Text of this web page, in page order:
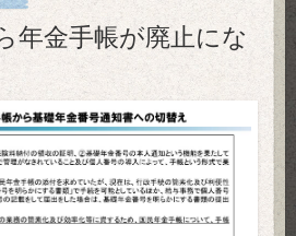
年金手帳が廃止にな